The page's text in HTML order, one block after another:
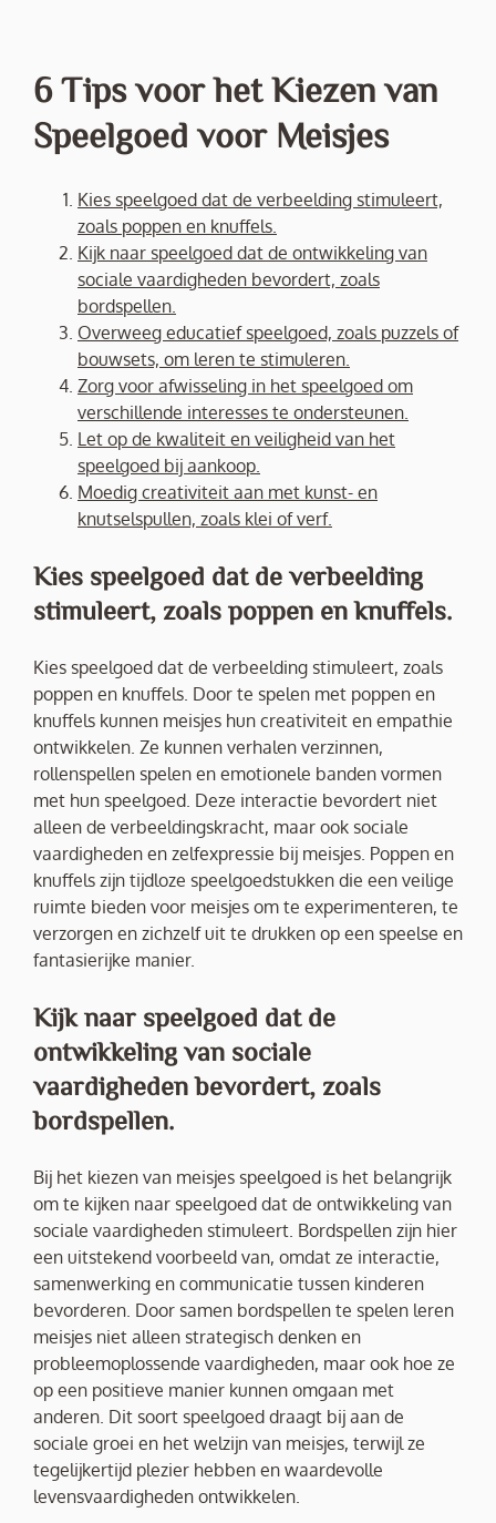
6 Tips voor het Kiezen van
Speelgoed voor Meisjes
Kies speelgoed dat de verbeelding stimuleert,
zoals poppen en knuffels.
Kijk naar speelgoed dat de ontwikkeling van
sociale vaardigheden bevordert, zoals
bordspellen.
Overweeg educatief speelgoed, zoals puzzels of
bouwsets, om leren te stimuleren.
Zorg voor afwisseling in het speelgoed om
verschillende interesses te ondersteunen.
Let op de kwaliteit en veiligheid van het
speelgoed bij aankoop.
Moedig creativiteit aan met kunst- en
knutselspullen, zoals klei of verf.
Kies speelgoed dat de verbeelding
stimuleert, zoals poppen en knuffels.
Kies speelgoed dat de verbeelding stimuleert, zoals
poppen en knuffels. Door te spelen met poppen en
knuffels kunnen meisjes hun creativiteit en empathie
ontwikkelen. Ze kunnen verhalen verzinnen,
rollenspellen spelen en emotionele banden vormen
met hun speelgoed. Deze interactie bevordert niet
alleen de verbeeldingskracht, maar ook sociale
vaardigheden en zelfexpressie bij meisjes. Poppen en
knuffels zijn tijdloze speelgoedstukken die een veilige
ruimte bieden voor meisjes om te experimenteren, te
verzorgen en zichzelf uit te drukken op een speelse en
fantasierijke manier.
Kijk naar speelgoed dat de
ontwikkeling van sociale
vaardigheden bevordert, zoals
bordspellen.
Bij het kiezen van meisjes speelgoed is het belangrijk
om te kijken naar speelgoed dat de ontwikkeling van
sociale vaardigheden stimuleert. Bordspellen zijn hier
een uitstekend voorbeeld van, omdat ze interactie,
samenwerking en communicatie tussen kinderen
bevorderen. Door samen bordspellen te spelen leren
meisjes niet alleen strategisch denken en
probleemoplossende vaardigheden, maar ook hoe ze
op een positieve manier kunnen omgaan met
anderen. Dit soort speelgoed draagt bij aan de
sociale groei en het welzijn van meisjes, terwijl ze
tegelijkertijd plezier hebben en waardevolle
levensvaardigheden ontwikkelen.